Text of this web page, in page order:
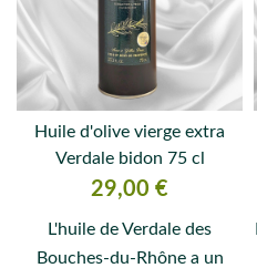
Huile d'olive vierge extra
Verdale bidon 75 cl
Prix
29,00 €
L'huile de Verdale des
Bouches-du-Rhône a un